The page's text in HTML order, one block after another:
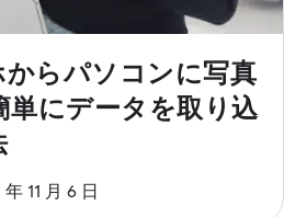
らパソコンに写真
単にデータを取り込
11 月 6 日